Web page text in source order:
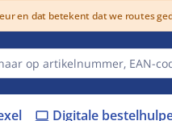
en dat betekent dat we routes
laptop Digitale